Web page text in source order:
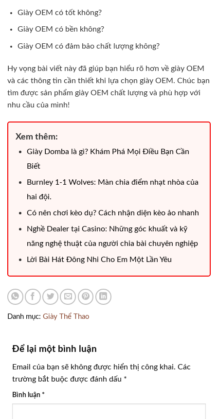
Giày OEM có tốt không?
Giày OEM có bền không?
Giày OEM có đảm bảo chất lượng không?
Hy vọng bài viết này đã giúp bạn hiểu rõ hơn về giày OEM
và các thông tin cần thiết khi lựa chọn giày OEM. Chúc bạn
tìm được sản phẩm giày OEM chất lượng và phù hợp với
nhu cầu của mình!
Xem thêm:
Giày Domba là gì? Khám Phá Mọi Điều Bạn Cần
Biết
Burnley 1-1 Wolves: Màn chia điểm nhạt nhòa của
hai đội.
Có nên chơi kèo dụ? Cách nhận diện kèo ảo nhanh
Nghề Dealer tại Casino: Những góc khuất và kỹ
năng nghệ thuật của người chia bài chuyên nghiệp
Lời Bài Hát Đông Nhi Cho Em Một Lần Yêu
Danh mục: Giày Thể Thao
Để lại một bình luận
Email của bạn sẽ không được hiển thị công khai. Các
trường bắt buộc được đánh dấu *
Bình luận *